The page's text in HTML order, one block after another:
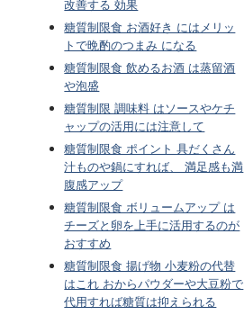
改善する 効果
糖質制限食 お酒好き にはメリッ
トで晩酌のつまみ になる
糖質制限食 飲めるお酒 は蒸留酒
や泡盛
糖質制限 調味料 はソースやケチ
ャップの活用には注意して
糖質制限食 ポイント 具だくさん
汁ものや鍋にすれば、 満足感も満
腹感アップ
糖質制限食 ボリュームアップ は
チーズと卵を上手に活用するのが
おすすめ
糖質制限食 揚げ物 小麦粉の代替
はこれ おからパウダーや大豆粉で
代用すれば糖質は抑えられる